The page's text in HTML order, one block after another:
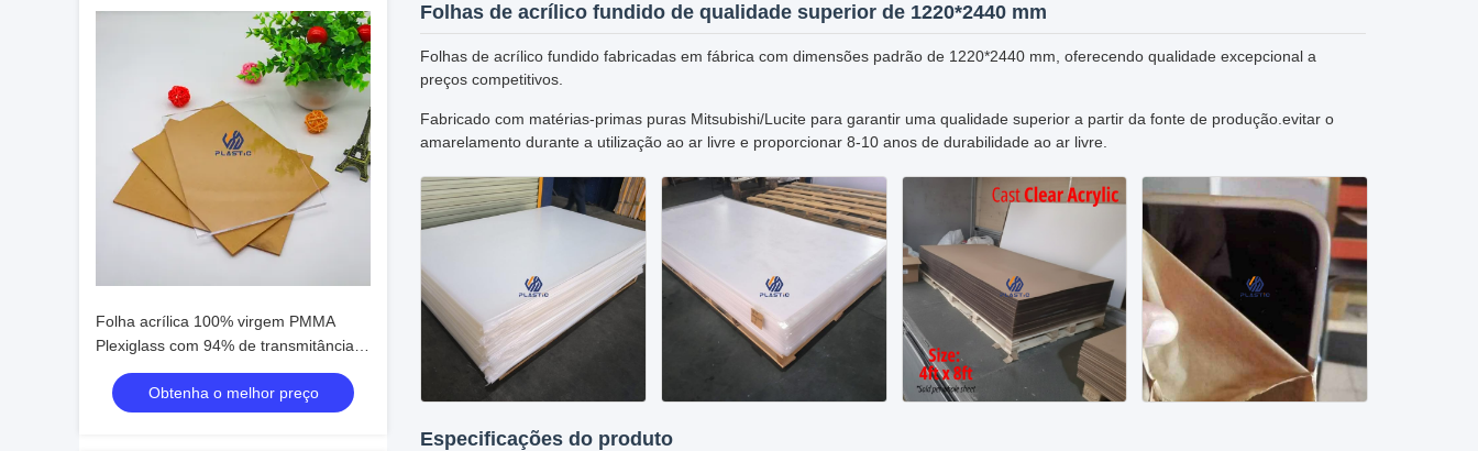
Folha acrílica 100% virgem PMMA
Plexiglass com 94% de transmitância
de luz e superfície resistente a
arranhõesObtenha o melhor preço
Folhas de acrílico fundido de qualidade superior de 1220*2440 mm
Folhas de acrílico fundido fabricadas em fábrica com dimensões padrão de 1220*2440 mm, oferecendo qualidade excepcional a
preços competitivos.
Fabricado com matérias-primas puras Mitsubishi/Lucite para garantir uma qualidade superior a partir da fonte de produção.evitar o
amarelamento durante a utilização ao ar livre e proporcionar 8-10 anos de durabilidade ao ar livre.
Especificações do produto